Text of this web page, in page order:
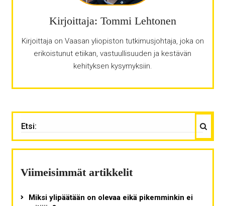
Kirjoittaja: Tommi Lehtonen
Kirjoittaja on Vaasan yliopiston tutkimusjohtaja, joka on
erikoistunut etiikan, vastuullisuuden ja kestävän
kehityksen kysymyksiin.
Haku
Viimeisimmät artikkelit
Miksi ylipäätään on olevaa eikä pikemminkin ei